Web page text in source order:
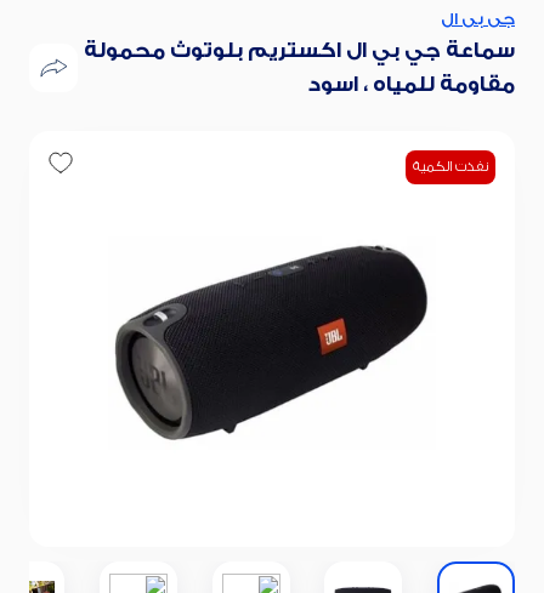
جى بى ال
سماعة جي بي ال اكستريم بلوتوث محمولة
مقاومة للمياه ، اسود
نفذت الكمية